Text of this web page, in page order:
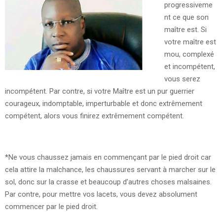
progressiveme
nt ce que son
maître est. Si
votre maître est
mou, complexé
et incompétent,
vous serez
incompétent. Par contre, si votre Maître est un pur guerrier
courageux, indomptable, imperturbable et donc extrêmement
compétent, alors vous finirez extrêmement compétent.
*Ne vous chaussez jamais en commençant par le pied droit car
cela attire la malchance, les chaussures servant à marcher sur le
sol, donc sur la crasse et beaucoup d’autres choses malsaines.
Par contre, pour mettre vos lacets, vous devez absolument
commencer par le pied droit.